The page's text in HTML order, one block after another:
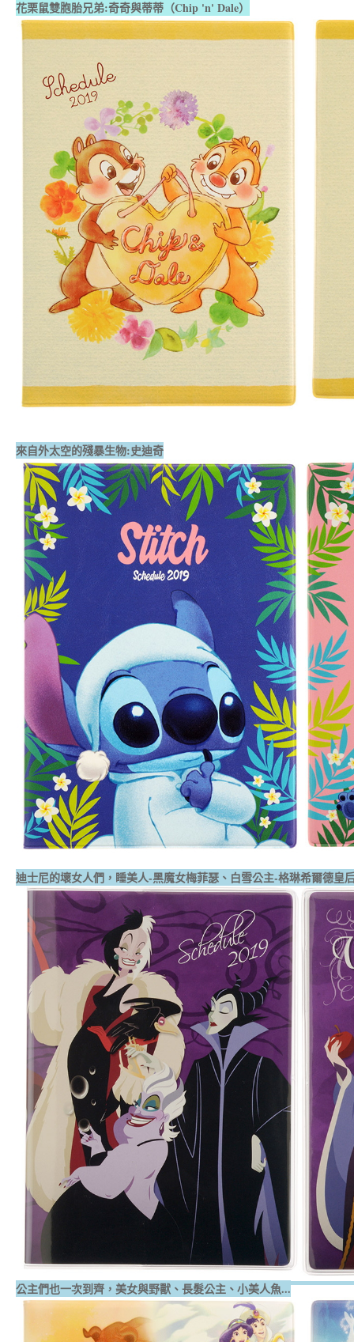
花栗鼠雙胞胎兄弟:奇奇與蒂蒂（Chip 'n' Dale）
來自外太空的殘暴生物:史迪奇
迪士尼的壞女人們，睡美人-黑魔女梅菲瑟、白雪公主-格琳希爾德皇
公主們也一次到齊，美女與野獸、長髮公主、小美人魚...